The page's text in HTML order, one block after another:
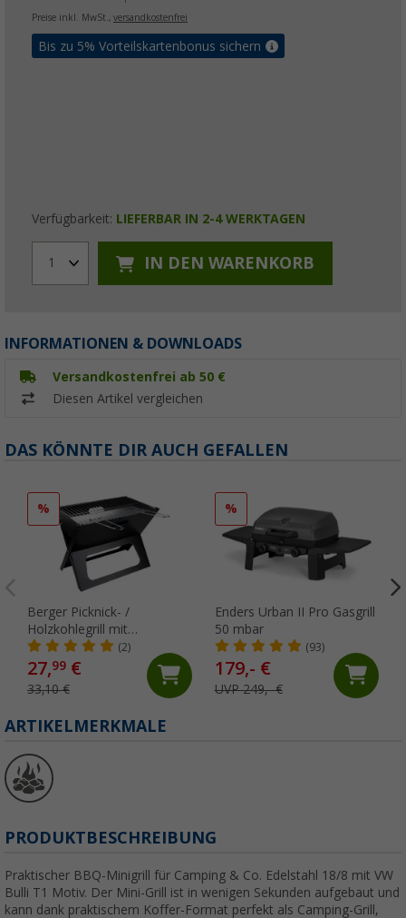
Preise inkl. MwSt., versandkostenfrei
Bis zu 5% Vorteilskartenbonus sichern
Verfügbarkeit: LIEFERBAR IN 2-4 WERKTAGEN
1 IN DEN WARENKORB
INFORMATIONEN & DOWNLOADS
Versandkostenfrei ab 50 €
Diesen Artikel vergleichen
DAS KÖNNTE DIR AUCH GEFALLEN
%
Berger Picknick- /
Holzkohlegrill mit
Klappmechanismus
(2)
27,99 €
33,10 €
%
Enders Urban II Pro Gasgrill
50 mbar
(93)
179,- €
UVP 249,- €
ARTIKELMERKMALE
PRODUKTBESCHREIBUNG
Praktischer BBQ-Minigrill für Camping & Co. Edelstahl 18/8 mit VW
Bulli T1 Motiv. Der Mini-Grill ist in wenigen Sekunden aufgebaut und
kann dank praktischem Koffer-Format perfekt als Camping-Grill,